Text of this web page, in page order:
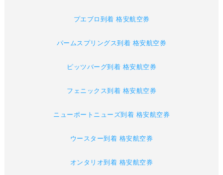
プエブロ到着 格安航空券
パームスプリングス到着 格安航空券
ピッツバーグ到着 格安航空券
フェニックス到着 格安航空券
ニューポートニューズ到着 格安航空券
ウースター到着 格安航空券
オンタリオ到着 格安航空券